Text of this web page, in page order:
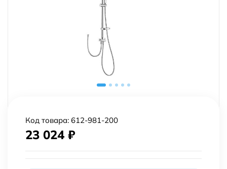
Код товара: 612-981-200
23 024 ₽